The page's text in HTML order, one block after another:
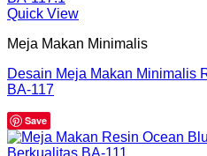
Quick View
Meja Makan Minimalis
Desain Meja Makan Minimalis
BA-117
Save